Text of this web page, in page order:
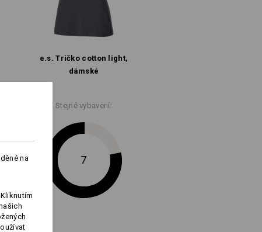
na následující:e.s. Tričko cotton light,
dámské
Stejné vybavení:
7
na